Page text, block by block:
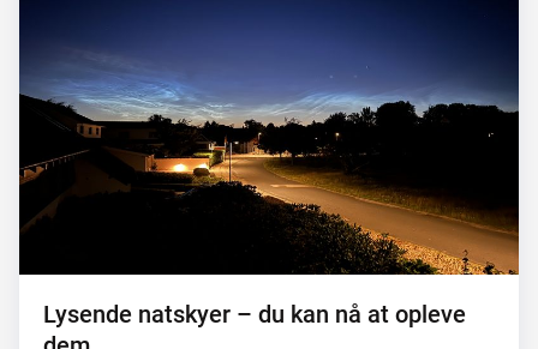
Lysende natskyer – du kan nå at opleve